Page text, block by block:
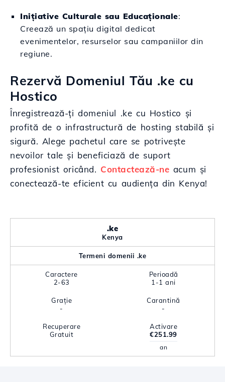
Inițiative Culturale sau Educaționale:
Creează un spațiu digital dedicat
evenimentelor, resurselor sau campaniilor din
regiune.
Rezervă Domeniul Tău .ke cu
Hostico
Înregistrează-ți domeniul .ke cu Hostico și
profită de o infrastructură de hosting stabilă și
sigură. Alege pachetul care se potrivește
nevoilor tale și beneficiază de suport
profesionist oricând. Contactează-ne acum și
conectează-te eficient cu audiența din Kenya!
.ke
Kenya
Termeni domenii .ke
Caractere
2-63
Perioadă
1-1 ani
Grație
-
Carantină
-
Recuperare
Gratuit
Activare
€251.99
an